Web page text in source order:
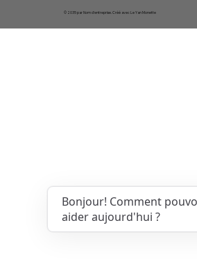
© 2035 par Nom d'entreprise. Créé avec Le Yan Monette
Bonjour! Comment
aider aujourd'hui ?